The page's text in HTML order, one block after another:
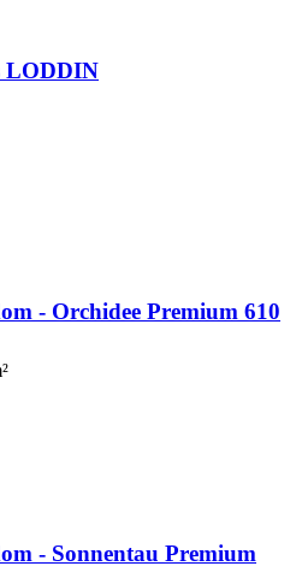
LODDIN
- Orchidee Premium 610
- Sonnentau Premium